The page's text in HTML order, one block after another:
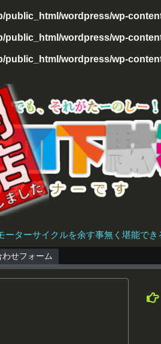
public_html/wordpress/wp-
public_html/wordpress/wp-
public_html/wordpress/wp-
ターサイクルを余す事無く堪能でき
わせフォーム